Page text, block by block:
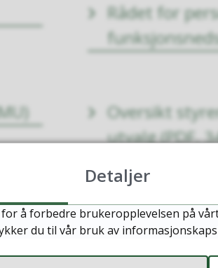
Rådet for
Oversikt
utvalg(PDF,
Detaljer
å forbedre brukeropplevelsen på
du til vår bruk av